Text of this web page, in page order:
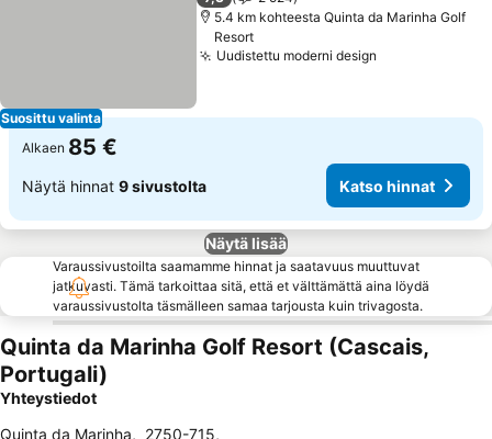
Suosittu valinta
5.4 km kohteesta Quinta da Marinha Golf
Resort
Uudistettu moderni design
Alkaen 85 €
Näytä hinnat 9 sivustolta Katso hinnat
Näytä lisää
Varaussivustoilta saamamme hinnat ja saatavuus muuttuvat
jatkuvasti. Tämä tarkoittaa sitä, että et välttämättä aina löydä
varaussivustolta täsmälleen samaa tarjousta kuin trivagosta.
Quinta da Marinha Golf Resort (Cascais,
Portugali)
Yhteystiedot
Quinta da Marinha, 2750-715,